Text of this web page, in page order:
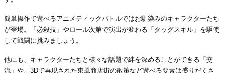
簡単操作で遊べるアニメティックバトルではお馴染みのキャラクターたち
が登場。「必殺技」やロール次第で演出が変わる「タッグスキル」を駆使
して戦闘に挑みましょう。
他にも、キャラクターたちと様々な話題で絆を深めることができる「交
流」や、3Dで再現された東風商店街の散策など遊べる要素は盛りだくさ